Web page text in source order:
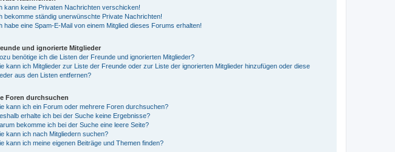
kann keine Privaten Nachrichten verschicken!
bekomme ständig unerwünschte Private Nachrichten!
habe eine Spam-E-Mail von einem Mitglied dieses Forums erhalten!
und ignorierte Mitglieder
benötige ich die Listen der Freunde und ignorierten Mitglieder?
kann ich Mitglieder zur Liste der Freunde oder zur Liste der ignorierten Mitglieder hinzufügen oder diese
aus den Listen entfernen?
Foren durchsuchen
kann ich ein Forum oder mehrere Foren durchsuchen?
erhalte ich bei der Suche keine Ergebnisse?
bekomme ich bei der Suche eine leere Seite?
kann ich nach Mitgliedern suchen?
kann ich meine eigenen Beiträge und Themen finden?